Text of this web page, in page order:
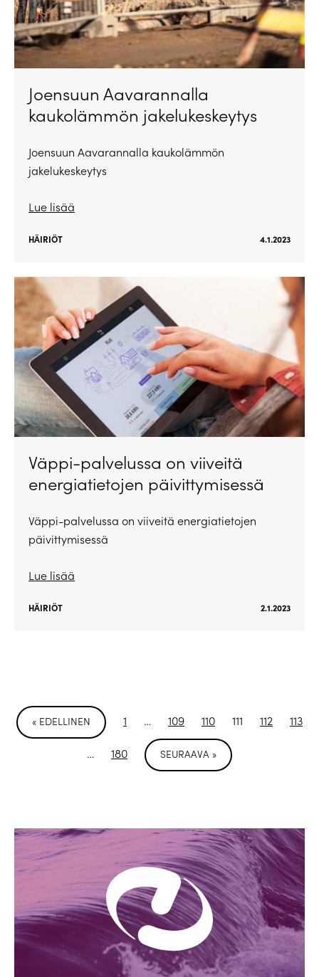
Joensuun Aavarannalla
kaukolämmön jakelukeskeytys
Joensuun Aavarannalla kaukolämmön
jakelukeskeytys
Lue lisää
HÄIRIÖT 4.1.2023
Väppi-palvelussa on viiveitä
energiatietojen päivittymisessä
Väppi-palvelussa on viiveitä energiatietojen
päivittymisessä
Lue lisää
HÄIRIÖT 2.1.2023
« EDELLINEN 1 … 109 110 111 112 113
… 180 SEURAAVA »